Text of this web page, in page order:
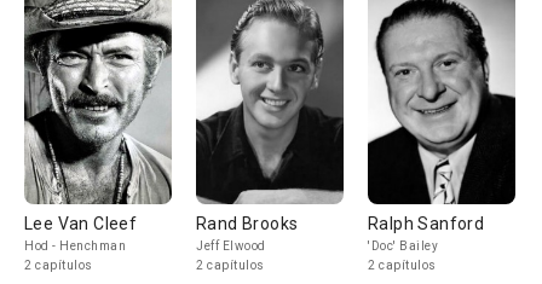
Lee Van Cleef
Hod - Henchman
2 capítulos
Rand Brooks
Jeff Elwood
2 capítulos
Ralph Sanford
'Doc' Bailey
2 capítulos